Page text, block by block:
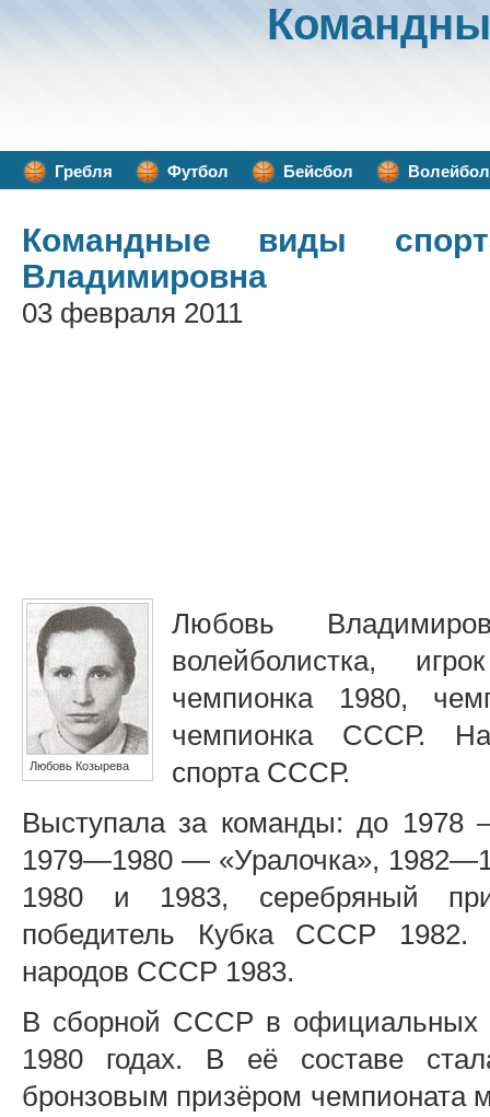
Гребля Футбол Бейсбол Волейбол
Командные виды
Владимировна
03 февраля 2011
Любовь Козырева
Любовь
волейболистка,
чемпионка 1980,
чемпионка СССР.
спорта СССР.
Выступала за команды: до
1979—1980 — «Уралочка»,
1980 и 1983, серебряный
победитель Кубка СССР 1982.
народов СССР 1983.
В сборной СССР в официальных
1980 годах. В её составе
бронзовым призёром чемпионата